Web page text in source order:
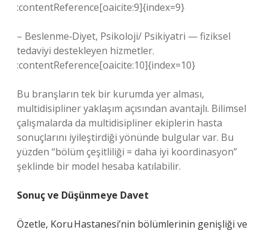
:contentReference[oaicite:9]{index=9}
– Beslenme‑Diyet, Psikoloji/ Psikiyatri — fiziksel
tedaviyi destekleyen hizmetler.
:contentReference[oaicite:10]{index=10}
Bu branşların tek bir kurumda yer alması,
multidisipliner yaklaşım açısından avantajlı. Bilimsel
çalışmalarda da multidisipliner ekiplerin hasta
sonuçlarını iyileştirdiği yönünde bulgular var. Bu
yüzden “bölüm çeşitliliği = daha iyi koordinasyon”
şeklinde bir model hesaba katılabilir.
Sonuç ve Düşünmeye Davet
Özetle, Koru Hastanesi’nin bölümlerinin genişliği ve